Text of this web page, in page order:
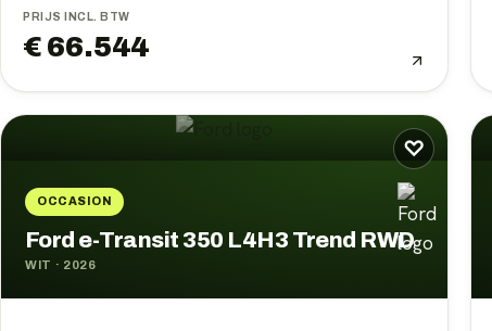
PRIJS INCL. BTW
€ 66.544
♡
OCCASION
Ford e-Transit 350 L4H3 Trend RWD
WIT · 2026